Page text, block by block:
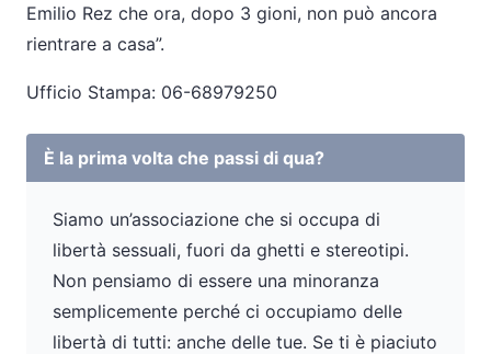
Emilio Rez che ora, dopo 3 gioni, non può ancora
rientrare a casa”.
Ufficio Stampa: 06-68979250
È la prima volta che passi di qua?
Siamo un’associazione che si occupa di
libertà sessuali, fuori da ghetti e stereotipi.
Non pensiamo di essere una minoranza
semplicemente perché ci occupiamo delle
libertà di tutti: anche delle tue. Se ti è piaciuto